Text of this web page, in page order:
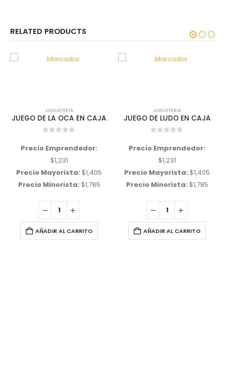
RELATED PRODUCTS
JUGUETERIA
JUEGO DE LA OCA EN CAJA
Precio Emprendedor:
$1,231
Precio Mayorista: $1,405
Precio Minorista: $1,785
AÑADIR AL CARRITO
JUGUETERIA
JUEGO DE LUDO EN CAJA
Precio Emprendedor:
$1,231
Precio Mayorista: $1,405
Precio Minorista: $1,785
AÑADIR AL CARRITO